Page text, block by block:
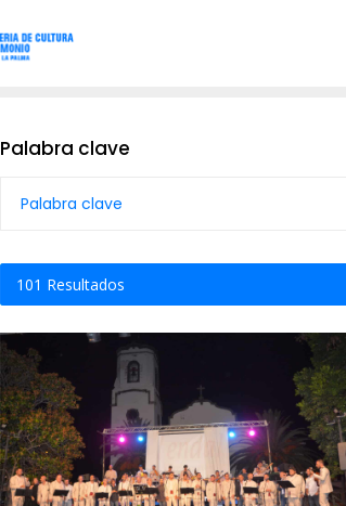
Palabra clave
101 Resultados